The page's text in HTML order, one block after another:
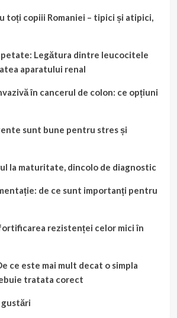
toți copiii Romaniei – tipici și atipici,
Legătura dintre leucocitele
aparatului renal
în cancerul de colon: ce opțiuni
sunt bune pentru stres și
la maturitate, dincolo de diagnostic
de ce sunt importanți pentru
rezistenței celor mici în
ce este mai mult decat o simpla
tratata corect
gustări